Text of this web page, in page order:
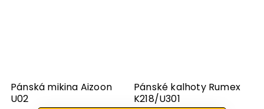
Pánská mikina Aizoon
U02
Pánské kalhoty Rumex
K218/U301